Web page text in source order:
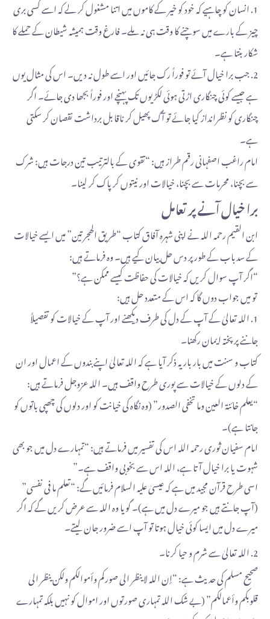
1. انسان کو چاہیے کہ خود کو خیر کے کاموں میں اتنا مشغول کر لے کہ اسے کسی بری
چیز کے بارے میں سوچنے کا وقت ہی نہ ملے۔ فارغ وقت ہمیشہ شیطان کے حملے کا
شکار بنتا ہے۔
2. جب برا خیال آئے تو فوراً رک جائیں اور اسے طول نہ دیں۔ اس کی مثال یوں
ہے جیسے کوئی چنگاری اڑتی ہوئی لکڑیوں تک پہنچے اور فوراً بجھا دی جائے۔ اگر
چنگاری کو نظرانداز کیا جائے تو آگ پھیل کر ناقابل برداشت نقصان کر سکتی
ہے۔
امام راغب اصفہانی رقم طراز ہیں: “تقوی کے بالترتیب تین درجات ہیں: شرک
سے بچنا، محرمات سے بچنا، خیالات اور نیتوں کر پاک کر لینا۔
برا خیال آنے پر تعامل
ابن القیم رحمه الله نے اپنی شہرہ آفاق کتاب “طریق الھجرتین” میں ایسے خیالات
کے سدباب کے طور پر دس حل بیان کیے ہیں۔ وہ فرماتے ہیں:
“اگر آپ سوال کریں کہ خیالات کی حفاظت کیسے ممکن ہے؟”
تو میں جواب دوں گا کہ اس کے متعدد حل ہیں:
1. اللہ تعالیٰ کے آپ کے دل کی طرف دیکھنے اور آپ کے خیالات کو تفصیلاً
جاننے پر پختہ ایمان رکھنا۔
کتاب و سنت میں بار بار یہ ذکر آیا ہے کہ اللہ تعالیٰ اپنے بندوں کے اعمال اور ان
کے دلوں کے خیالات سے پوری طرح واقف ہیں۔ اللہ عزوجل فرماتے ہیں:
“یعلم خائنة العین وما تخفی الصدور” (وہ نگاہ کی خیانت کو اور دلوں کی چھپی باتوں کو
جانتا ہے)۔
امام سفیان ثوری رحمه الله اس کی تفسیر میں فرماتے ہیں: “تمہارے دل میں جو بھی
شہوت یا برا خیال آتا ہے، اللہ اس سے بخوبی واقف ہے۔”
اسی طرح قرآن مجید میں ہے کہ عیسیٰ علیہ السلام فرمائیں گے: “تعلم ما فی نفسی”
(آپ جانتے ہیں جو میرے دل میں ہے)۔ گویا وہ اللہ سے عرض کریں گے کہ اگر
میرے دل میں ایسا کوئی خیال ہوتا تو آپ اسے ضرور جان لیتے۔
2. اللہ تعالیٰ سے شرم و حیا کرنا۔
صحیح مسلم کی حدیث ہے: “إن الله لا ینظر الی صورکم وأموالکم ولکن ینظر الی
قلوبکم وأعمالکم” (بے شک اللہ تمہاری صورتوں اور اموال کو نہیں بلکہ تمہارے